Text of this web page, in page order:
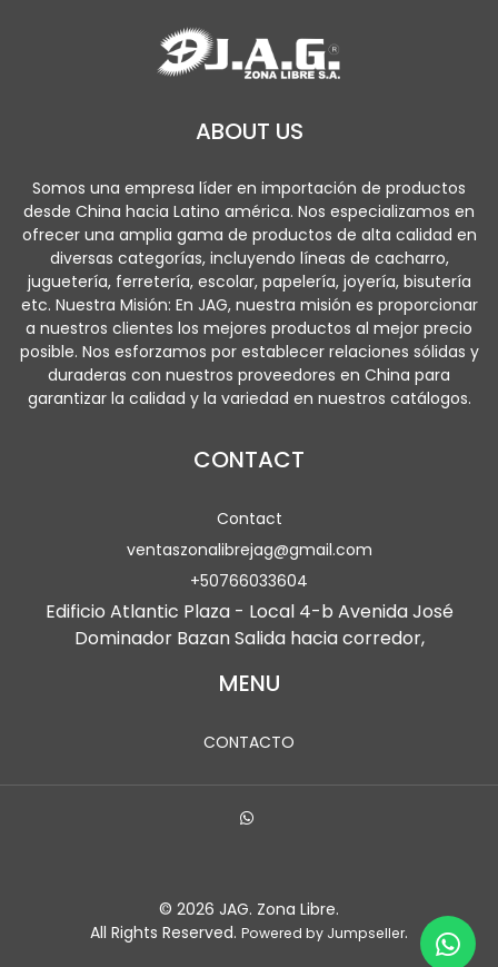
ABOUT US
Somos una empresa líder en importación de productos
desde China hacia Latino américa. Nos especializamos en
ofrecer una amplia gama de productos de alta calidad en
diversas categorías, incluyendo líneas de cacharro,
juguetería, ferretería, escolar, papelería, joyería, bisutería
etc. Nuestra Misión: En JAG, nuestra misión es proporcionar
a nuestros clientes los mejores productos al mejor precio
posible. Nos esforzamos por establecer relaciones sólidas y
duraderas con nuestros proveedores en China para
garantizar la calidad y la variedad en nuestros catálogos.
CONTACT
Contact
ventaszonalibrejag@gmail.com
+50766033604
Edificio Atlantic Plaza - Local 4-b Avenida José
Dominador Bazan Salida hacia corredor,
MENU
CONTACTO
© 2026 JAG. Zona Libre.
All Rights Reserved. Powered by Jumpseller.